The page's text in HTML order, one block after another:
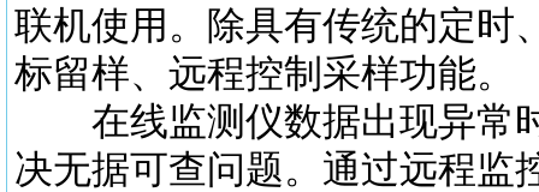
联机使用。除具有传统的定时
标留样、远程控制采样功能。
在线监测仪数据出现异常时
决无据可查问题。通过远程监